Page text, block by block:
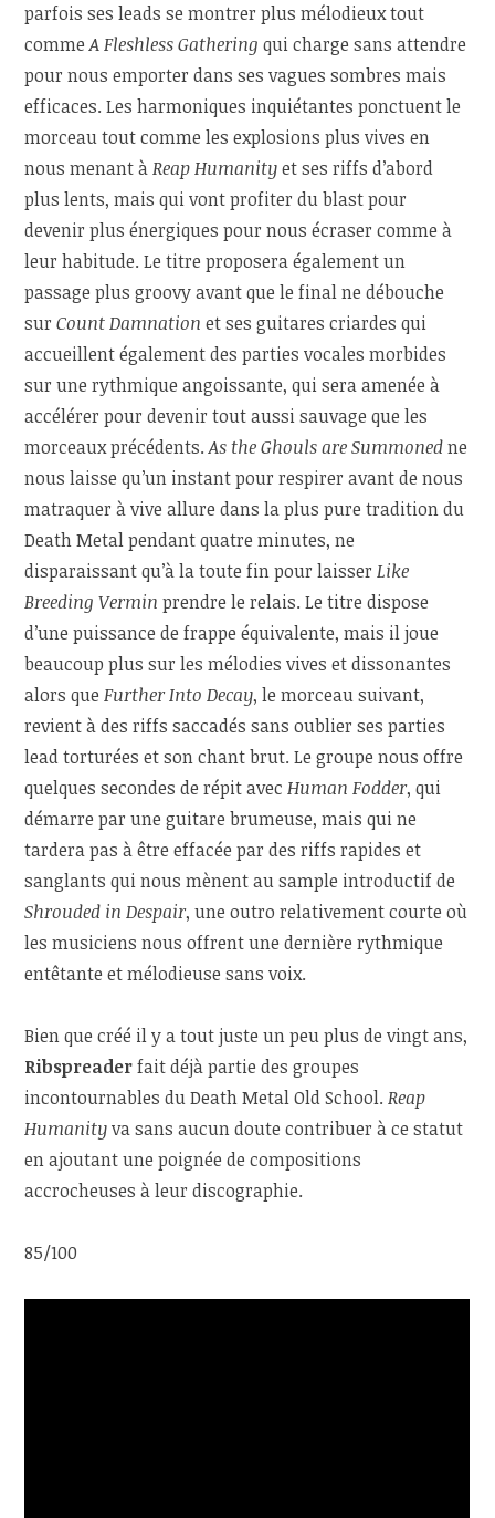
parfois ses leads se montrer plus mélodieux tout
commeA Fleshless Gathering qui charge sans attendre
pour nous emporter dans ses vagues sombres mais
efficaces. Les harmoniques inquiétantes ponctuent le
morceau tout comme les explosions plus vives en
nous menant àReap Humanityet ses riffs d’abord
plus lents, mais qui vont profiter du blast pour
devenir plus énergiques pour nous écraser comme à
leur habitude. Le titre proposera également un
passage plus groovy avant que le final ne débouche
surCount Damnation et ses guitares criardes qui
accueillent également des parties vocales morbides
sur une rythmique angoissante, qui sera amenée à
accélérer pour devenir tout aussi sauvage que les
morceaux précédents.As the Ghouls are Summonedne
nous laisse qu’un instant pour respirer avant de nous
matraquer à vive allure dans la plus pure tradition du
Death Metal pendant quatre minutes, ne
disparaissant qu’à la toute fin pour laisserLike
Breeding Vermin prendre le relais. Le titre dispose
d’une puissance de frappe équivalente, mais il joue
beaucoup plus sur les mélodies vives et dissonantes
alors queFurther Into Decay, le morceau suivant,
revient à des riffs saccadés sans oublier ses parties
lead torturées et son chant brut. Le groupe nous offre
quelques secondes de répit avecHuman Fodder, qui
démarre par une guitare brumeuse, mais qui ne
tardera pas à être effacée par des riffs rapides et
sanglants qui nous mènent au sample introductif de
Shrouded in Despair, une outro relativement courte où
les musiciens nous offrent une dernière rythmique
entêtante et mélodieuse sans voix.
Bien que créé il y a tout juste un peu plus de vingt ans,
Ribspreaderfait déjà partie des groupes
incontournables du Death Metal Old School.Reap
Humanityva sans aucun doute contribuer à ce statut
en ajoutant une poignée de compositions
accrocheuses à leur discographie.
85/100